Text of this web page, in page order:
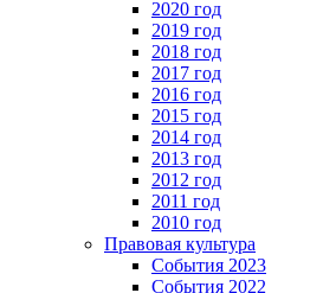
2020 год
2019 год
2018 год
2017 год
2016 год
2015 год
2014 год
2013 год
2012 год
2011 год
2010 год
Правовая культура
События 2023
События 2022